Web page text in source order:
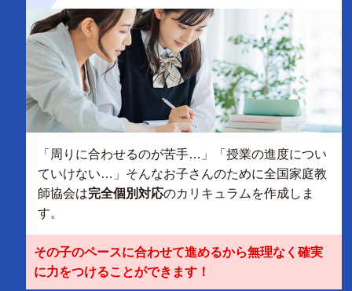
「周りに合わせるのが苦手…」「授業の進度につい
ていけない…」そんなお子さんのために全国家庭教
師協会は完全個別対応のカリキュラムを作成しま
す。
その子のペースに合わせて進めるから無理なく確実
に力をつけることができます！